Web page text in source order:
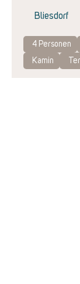
Bliesdorf
4 Personen
Kamin